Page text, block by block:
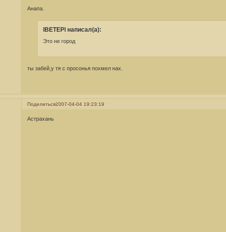
Анапа.
lBETEPl написал(а):
Это не город
ты забей,у тя с просонья похмел нах.
Поделиться2007-04-04 19:23:19
Астрахань